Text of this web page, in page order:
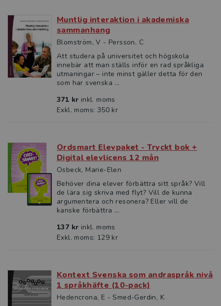
Muntlig interaktion i akademiska
sammanhang
Blomström, V - Persson, C
Att studera på universitet och högskola
innebär att man ställs inför en rad språkliga
utmaningar – inte minst gäller detta för den
som har svenska ...
371 kr inkl. moms
Exkl. moms: 350 kr
Ordsmart Elevpaket - Tryckt bok +
Digital elevlicens 12 mån
Osbeck, Marie-Elen
Behöver dina elever förbättra sitt språk? Vill
de lära sig skriva med flyt? Vill de kunna
argumentera och resonera? Eller vill de
kanske förbättra ...
137 kr inkl. moms
Exkl. moms: 129 kr
Kontext Svenska som andraspråk nivå
1 språkhäfte (10-pack)
Hedencrona, E - Smed-Gerdin, K